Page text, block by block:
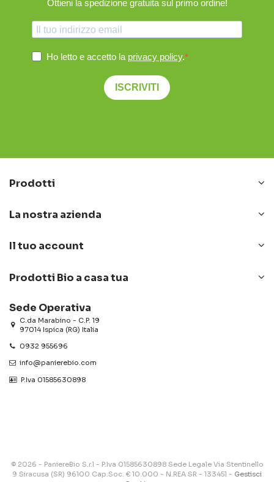
Ottieni la spedizione gratuita sul primo ordine!
Ho letto e accetto la privacy policy.
ISCRIVITI
Prodotti
La nostra azienda
Il tuo account
Prodotti Bio a casa tua
Sede Operativa
C.da Marabino - C.P. 19
97014 Ispica (RG) Italia
0932 955696
info@panierebio.com
‎‎‎‎‎ P.Iva 01585630898
© 2026 - PaniereBio S.r.l - P.Iva 01585630898 Sede Legale Via Stentinello
9 Siracusa (SR) 96100 Cap.Soc. € 10.000 - N.REA SR - 133451 - Gestisci